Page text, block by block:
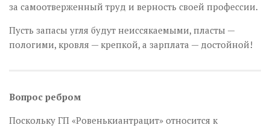
за самоотверженный труд и верность своей профессии.
Пусть запасы угля будут неиссякаемыми, пласты —
пологими, кровля — крепкой, а зарплата — достойной!
Вопрос ребром
Поскольку ГП «Ровенькиантрацит» относится к